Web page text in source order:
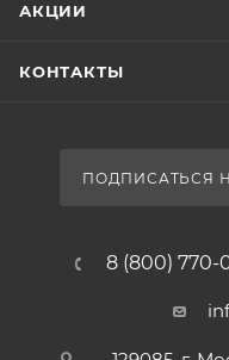
АКЦИИ
КОНТАКТЫ
ПОДПИСАТЬСЯ
8 (800) 770-